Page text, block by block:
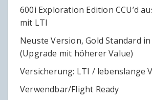
600i Exploration Edition CCU’d
mit LTI
Neuste Version, Gold Standard
(Upgrade mit höherer Value)
Versicherung: LTI / lebenslange
Verwendbar/Flight Ready